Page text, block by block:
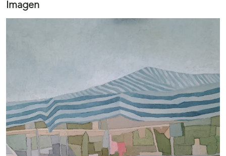
Imagen